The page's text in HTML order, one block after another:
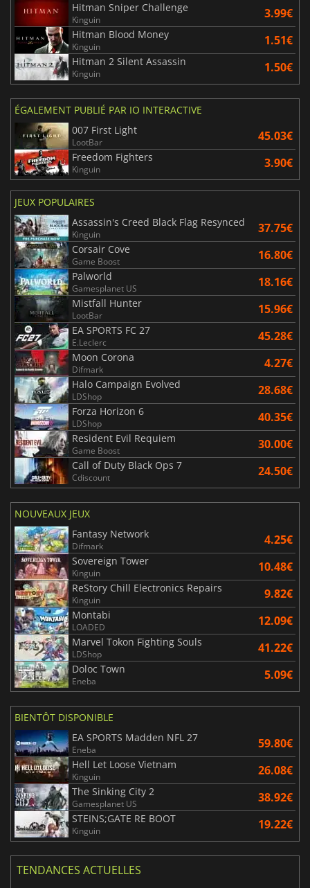
Hitman Sniper Challenge
Kinguin 3.99€
Hitman Blood Money
Kinguin 1.51€
Hitman 2 Silent Assassin
Kinguin 1.50€
ÉGALEMENT PUBLIÉ PAR IO INTERACTIVE
007 First Light
LootBar 45.03€
Freedom Fighters
Kinguin 3.90€
JEUX POPULAIRES
Assassin's Creed Black Flag Resynced
Kinguin 37.75€
Corsair Cove
Game Boost 16.80€
Palworld
Gamesplanet US 18.16€
Mistfall Hunter
LootBar 15.96€
EA SPORTS FC 27
E.Leclerc 45.28€
Moon Corona
Difmark 4.27€
Halo Campaign Evolved
LDShop 28.68€
Forza Horizon 6
LDShop 40.35€
Resident Evil Requiem
Game Boost 30.00€
Call of Duty Black Ops 7
Cdiscount 24.50€
NOUVEAUX JEUX
Fantasy Network
Difmark 4.25€
Sovereign Tower
Kinguin 10.48€
ReStory Chill Electronics Repairs
Kinguin 9.82€
Montabi
LOADED 12.09€
Marvel Tokon Fighting Souls
LDShop 41.22€
Doloc Town
Eneba 5.09€
BIENTÔT DISPONIBLE
EA SPORTS Madden NFL 27
Eneba 59.80€
Hell Let Loose Vietnam
Kinguin 26.08€
The Sinking City 2
Gamesplanet US 38.92€
STEINS;GATE RE BOOT
Kinguin 19.22€
TENDANCES ACTUELLES